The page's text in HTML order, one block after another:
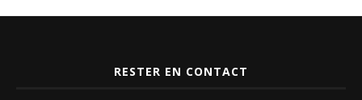
RESTER EN CONTACT